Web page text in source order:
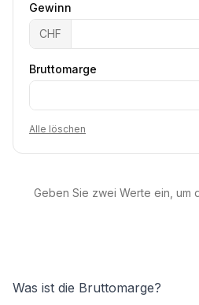
Gewinn
CHF
Bruttomarge
Alle löschen
Geben Sie zwei Werte ein, um
Was ist die Bruttomarge?